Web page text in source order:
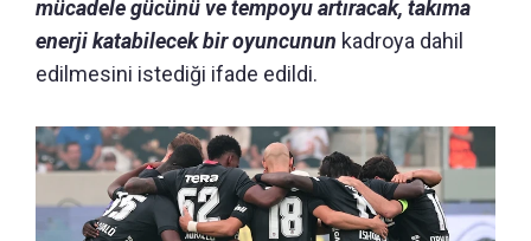
mücadele gücünü ve tempoyu artıracak, takıma
enerji katabilecek bir oyuncunun kadroya dahil
edilmesini istediği ifade edildi.